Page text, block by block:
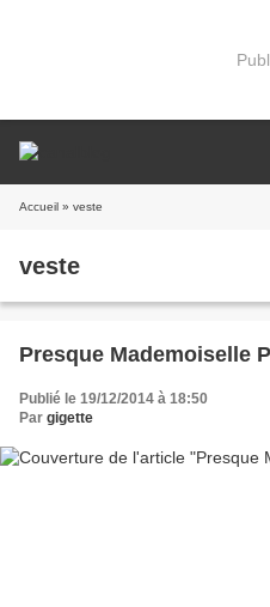
Accueil » veste
veste
Presque Mademoiselle
Publié le 19/12/2014 à 18:50
Par gigette